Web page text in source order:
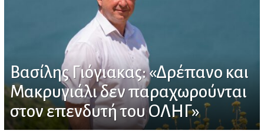
Βασίλης Γιόγιακας: «Δρέπανο και
Μακρυγιάλι δεν παραχωρούνται
στον επενδυτή του ΟΛΗΓ»